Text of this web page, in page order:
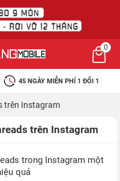
0
45 NGÀY MIỄN PHÍ 1 ĐỔI 1
trên Instagram
trên Instagram
trong Instagram một
quả